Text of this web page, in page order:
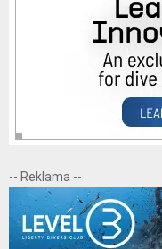
-- Reklama --